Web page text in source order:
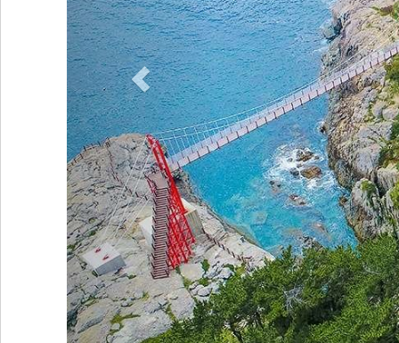
집기시설 : TV, 전객실 와이파이(wifi), 냉장고, 에어컨, 주방/주방식기,